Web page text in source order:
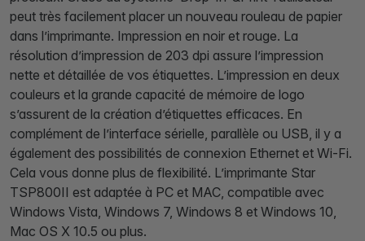
peut très facilement placer un nouveau rouleau de papier
dans l’imprimante. Impression en noir et rouge. La
résolution d’impression de 203 dpi assure l’impression
nette et détaillée de vos étiquettes. L’impression en deux
couleurs et la grande capacité de mémoire de logo
s’assurent de la création d’étiquettes efficaces. En
complément de l’interface sérielle, parallèle ou USB, il y a
également des possibilités de connexion Ethernet et Wi-Fi.
Cela vous donne plus de flexibilité. L’imprimante Star
TSP800II est adaptée à PC et MAC, compatible avec
Windows Vista, Windows 7, Windows 8 et Windows 10,
Mac OS X 10.5 ou plus.